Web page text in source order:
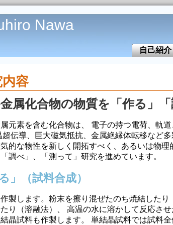
Nawa
自己紹介
容
属化合物の物質を「作る」「
元素を含む化合物は、 電子の持つ電荷、軌
超伝導、巨大磁気抵抗、金属絶縁体転移など
的な物性を新しく開拓すべく、あるいは物
調べ」、「測って」研究を進めています。
」（試料合成）
製します。粉末を擦り混ぜたのち焼結した
り（溶融法）、 高温の水に溶かして反応さ
晶試料も作製します。 単結晶試料では試料